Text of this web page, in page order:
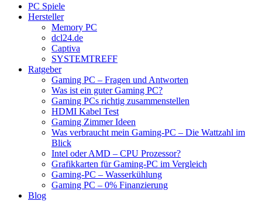
PC Spiele
Hersteller
Memory PC
dcl24.de
Captiva
SYSTEMTREFF
Ratgeber
Gaming PC – Fragen und Antworten
Was ist ein guter Gaming PC?
Gaming PCs richtig zusammenstellen
HDMI Kabel Test
Gaming Zimmer Ideen
Was verbraucht mein Gaming-PC – Die Wattzahl im
Blick
Intel oder AMD – CPU Prozessor?
Grafikkarten für Gaming-PC im Vergleich
Gaming-PC – Wasserkühlung
Gaming PC – 0% Finanzierung
Blog